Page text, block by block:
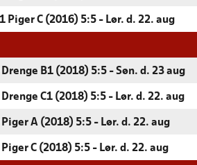
Piger C (2016) 5:5 - Lør. d. 22. aug
Drenge B1 (2018) 5:5 - Søn. d. 23 aug
Drenge C1 (2018) 5:5 - Lør. d. 22. aug
Piger A (2018) 5:5 - Lør. d. 22. aug
Piger C (2018) 5:5 - Lør. d. 22. aug